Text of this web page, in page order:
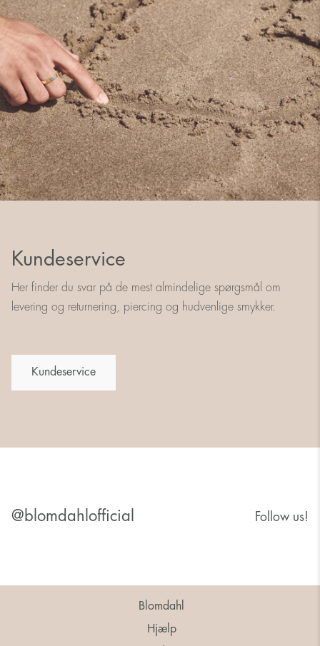
Kundeservice
Her finder du svar på de mest almindelige spørgsmål om
levering og returnering, piercing og hudvenlige smykker.
Kundeservice
@blomdahlofficial Follow us!
Blomdahl
Hjælp